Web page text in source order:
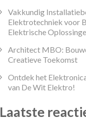
Vakkundig
Elektrotechniek voor
Elektrische
Architect MBO:
Creatieve Toekomst
Ontdek het
van De Wit Elektro!
Laatste